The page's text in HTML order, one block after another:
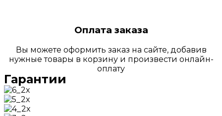
Оплата заказа
Вы можете оформить заказ на сайте, добавив
нужные товары в корзину и произвести онлайн-
оплату
Гарантии